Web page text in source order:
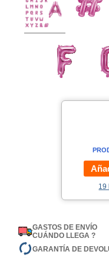
19
GASTOS DE ENVÍO
CUÁNDO LLEGA ?
GARANTÍA DE